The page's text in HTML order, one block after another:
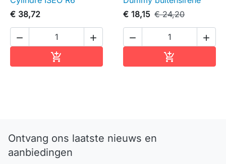
€ 38,72
 

€ 18,15 € 24,20
 

Ontvang ons laatste nieuws en
aanbiedingen